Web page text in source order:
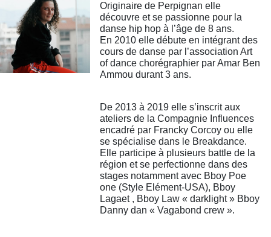
Originaire de Perpignan elle
découvre et se passionne pour la
danse hip hop à l’âge de 8 ans.
En 2010 elle débute en intégrant des
cours de danse par l’association Art
of dance chorégraphier par Amar Ben
Ammou durant 3 ans.
De 2013 à 2019 elle s’inscrit aux
ateliers de la Compagnie Influences
encadré par Francky Corcoy ou elle
se spécialise dans le Breakdance.
Elle participe à plusieurs battle de la
région et se perfectionne dans des
stages notamment avec Bboy Poe
one (Style Elément-USA), Bboy
Lagaet , Bboy Law « darklight » Bboy
Danny dan « Vagabond crew ».